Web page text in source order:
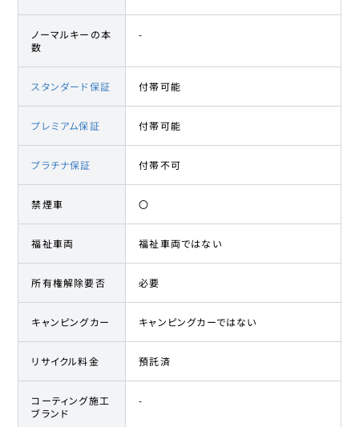
ノーマルキーの本
数
-
スタンダード保証 付帯可能
プレミアム保証 付帯可能
プラチナ保証 付帯不可
禁煙車 〇
福祉車両 福祉車両ではない
所有権解除要否 必要
キャンピングカー キャンピングカーではない
リサイクル料金 預託済
コーティング施工
ブランド
-